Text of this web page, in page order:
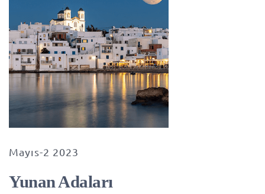
Mayıs-2 2023
Yunan Adaları